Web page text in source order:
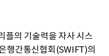
플의 기술력을 자사 시스
행간통신협회(SWIFT)의